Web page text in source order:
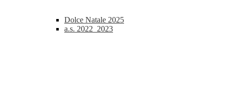
Dolce Natale 2025
a.s. 2022_2023